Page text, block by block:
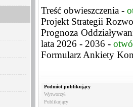
Treść obwieszczenia -
Projekt Strategii
Prognoza
lata 2026 - 2036 -
Formularz Ankiety
Podmiot publikujący
Wytworzył
Publikujący